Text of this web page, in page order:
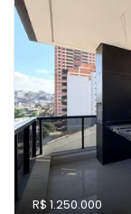
R$ 1.250.000